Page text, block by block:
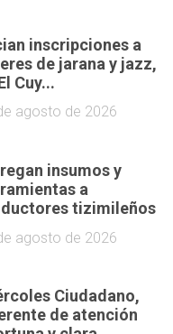
inscripciones a
de jarana y jazz,
Cuy...
agosto de 2026
insumos y
a
tizimileños
agosto de 2026
Ciudadano,
de atención